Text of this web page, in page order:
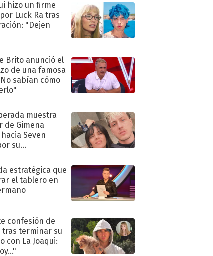
hizo un firme
Luck Ra tras
"Dejen
Brito anunció el
de una famosa
sabían cómo
muestra
de Gimena
Seven
su
estratégica que
el tablero en
confesión de
tras terminar su
con La Joaqui: